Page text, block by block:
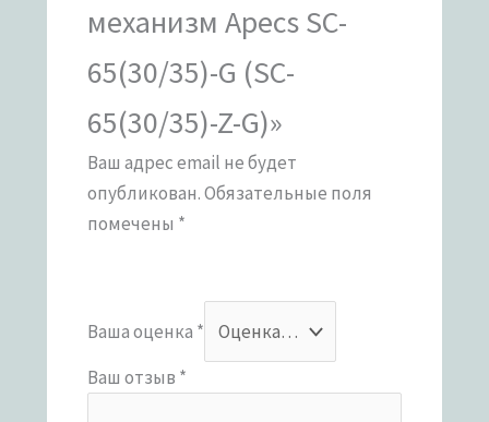
механизм Apecs SC-
65(30/35)-G (SC-
65(30/35)-Z-G)»
Ваш адрес email не будет
опубликован.Обязательные поля
помечены *
Ваша оценка *
Ваш отзыв *